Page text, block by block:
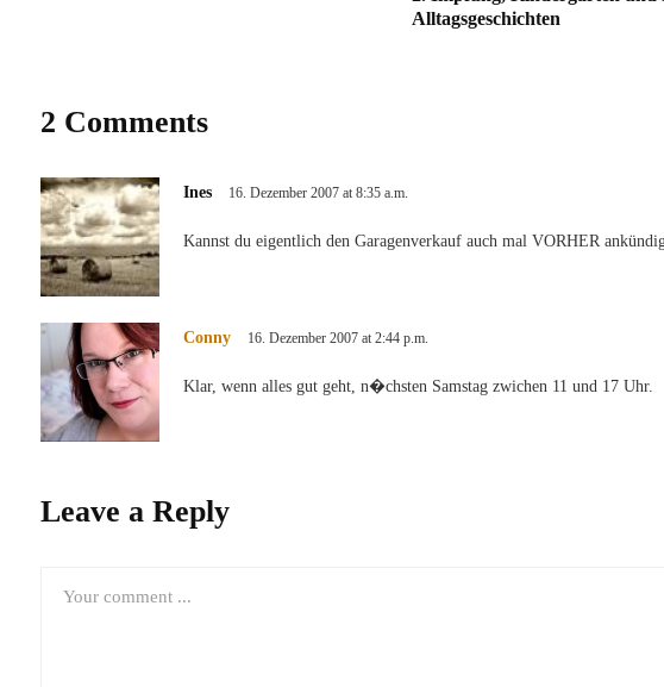
Alltagsgeschichten
2 Comments
Ines 16. Dezember 2007 at 8:35 a.m.
Kannst du eigentlich den Garagenverkauf auch mal VORHER
Conny 16. Dezember 2007 at 2:44 p.m.
Klar, wenn alles gut geht, n�chsten Samstag zwichen 11 und 17 Uhr.
Leave a Reply